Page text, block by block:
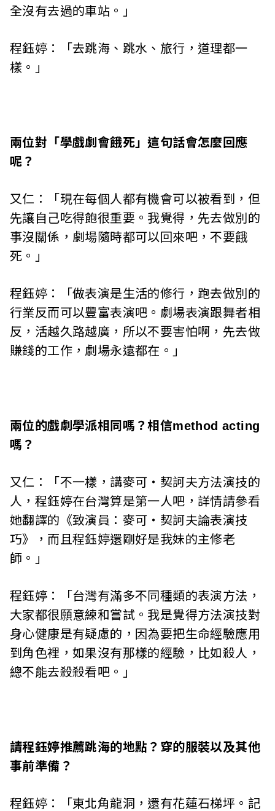
全沒有去過的車站。」
程鈺婷：「去跳海、跳水、旅行，道理都一
樣。」
兩位對「學戲劇會餓死」這句話會怎麼回應
呢？
又仁：「現在每個人都有機會可以被看到，但
先讓自己吃得飽很重要。我覺得，先去做別的
事沒關係，劇場隨時都可以回來吧，不要餓
死。」
程鈺婷：「做表演是生活的修行，跑去做別的
行業反而可以豐富表演吧。劇場表演跟舞者相
反，活越久路越廣，所以不要害怕啊，先去做
賺錢的工作，劇場永遠都在。」
兩位的戲劇學派相同嗎？相信method acting
嗎？
又仁：「不一樣，講麥可‧契訶夫方法演技的
人，程鈺婷在台灣算是第一人吧，詳情請參看
她翻譯的《致演員：麥可‧契訶夫論表演技
巧》，而且程鈺婷還剛好是我妹的主修老
師。」
程鈺婷：「台灣有滿多不同種類的表演方法，
大家都很願意練和嘗試。我是覺得方法演技對
身心健康是有疑慮的，因為要把生命經驗應用
到角色裡，如果沒有那樣的經驗，比如殺人，
總不能去殺殺看吧。」
請程鈺婷推薦跳海的地點？穿的服裝以及其他
事前準備？
程鈺婷：「東北角龍洞，還有花蓮石梯坪。記